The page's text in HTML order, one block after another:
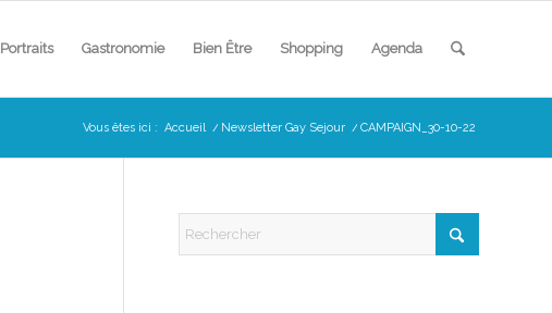
Portraits Gastronomie Bien Être Shopping Agenda
Vous êtes ici : Accueil / Newsletter Gay Sejour / CAMPAIGN_30-10-22